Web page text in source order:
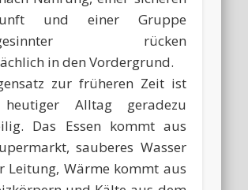
und einer Gruppe
rücken
in den Vordergrund.
zur früheren Zeit ist
Alltag geradezu
Das Essen kommt aus
sauberes Wasser
Leitung, Wärme kommt aus